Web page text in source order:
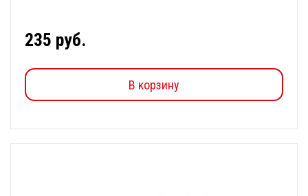
235 руб.
В корзину